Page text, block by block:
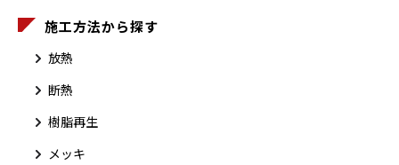
施工方法から探す
放熱
断熱
樹脂再生
メッキ